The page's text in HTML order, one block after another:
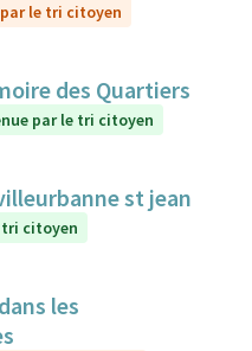
le tri citoyen
des Quartiers
par le tri citoyen
st jean
tri citoyen
les